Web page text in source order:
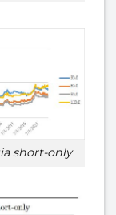
short-only